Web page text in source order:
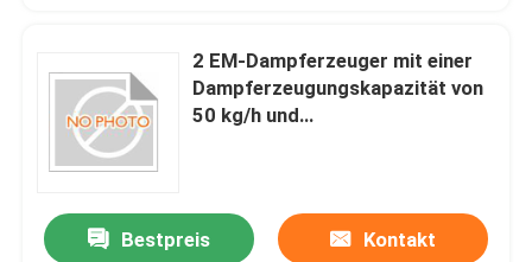
Fabrik-Ausflug
2 EM-Dampferzeuger mit einer
Dampferzeugungskapazität von
50 kg/h und
Bestpreis
Kontakt